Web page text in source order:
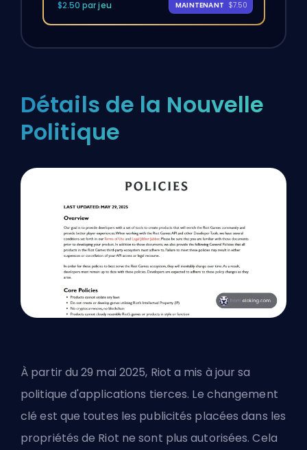
$2.50 par jeu
MAINTENANT $7.50
Détails de la Nouvelle
Politique
À partir du 29 mai 2025, Riot a mis à jour sa
politique d'applications tierces. Le changement
clé est que toutes les publicités placées dans les
propriétés de Riot ne sont plus autorisées. Cela